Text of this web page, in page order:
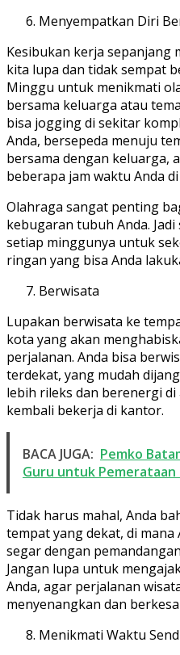
Menyempatkan Diri
Kesibukan kerja sepanjang
kita lupa dan tidak sempat
Minggu untuk menikmati
bersama keluarga atau
bisa jogging di sekitar
Anda, bersepeda menuju
bersama dengan keluarga,
beberapa jam waktu Anda
Olahraga sangat penting
kebugaran tubuh Anda.
setiap minggunya untuk
ringan yang bisa Anda
Berwisata
Lupakan berwisata ke
kota yang akan
perjalanan. Anda bisa
terdekat, yang mudah
lebih rileks dan berenergi di
kembali bekerja di kantor.
BACA JUGA: Pemko
Guru untuk Pemerataan
Tidak harus mahal, Anda
tempat yang dekat, di
segar dengan
Jangan lupa untuk
Anda, agar perjalanan
menyenangkan dan
Menikmati Waktu